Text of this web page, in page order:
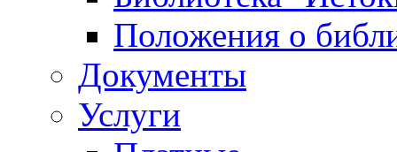
Положения о
Документы
Услуги